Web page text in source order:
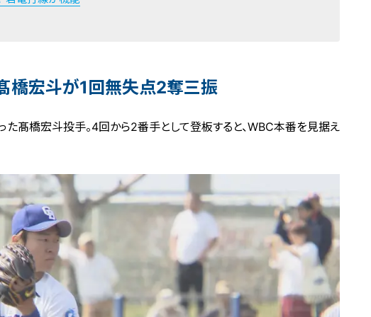
橋宏斗が1回無失点2奪三振
髙橋宏斗投手。4回から2番手として登板すると、WBC本番を見据え